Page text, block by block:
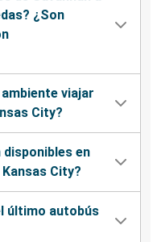
¿Son
viajar
City?
en
City?
último autobús